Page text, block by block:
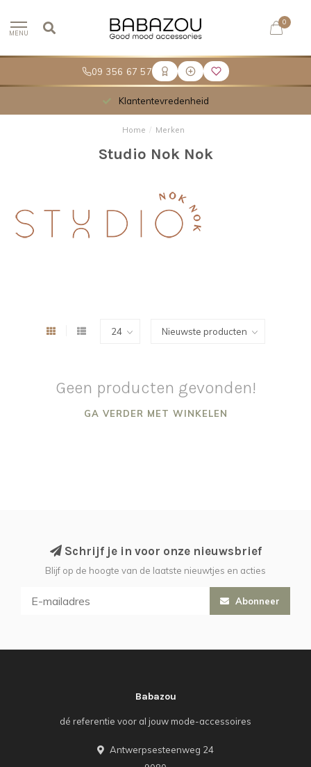
09 356 67 57
MENU
0
Klantentevredenheid
Home / Merken
Studio Nok Nok
Geen producten gevonden!
GA VERDER MET WINKELEN
Schrijf je in voor onze nieuwsbrief
Blijf op de hoogte van de laatste nieuwtjes en acties
Abonneer
Babazou
dé referentie voor al jouw mode-accessoires
Antwerpsesteenweg 24